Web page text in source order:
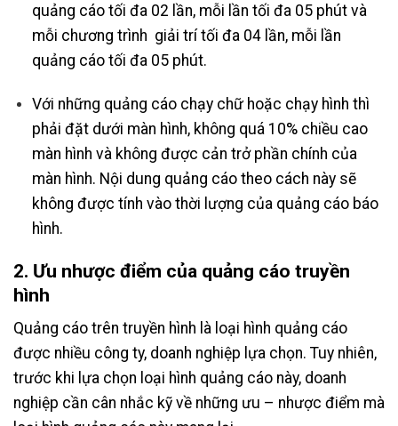
quảng cáo tối đa 02 lần, mỗi lần tối đa 05 phút và
mỗi chương trình giải trí tối đa 04 lần, mỗi lần
quảng cáo tối đa 05 phút.
Với những quảng cáo chạy chữ hoặc chạy hình thì
phải đặt dưới màn hình, không quá 10% chiều cao
màn hình và không được cản trở phần chính của
màn hình. Nội dung quảng cáo theo cách này sẽ
không được tính vào thời lượng của quảng cáo báo
hình.
2. Ưu nhược điểm của quảng cáo truyền
hình
Quảng cáo trên truyền hình là loại hình quảng cáo
được nhiều công ty, doanh nghiệp lựa chọn. Tuy nhiên,
trước khi lựa chọn loại hình quảng cáo này, doanh
nghiệp cần cân nhắc kỹ về những ưu – nhược điểm mà